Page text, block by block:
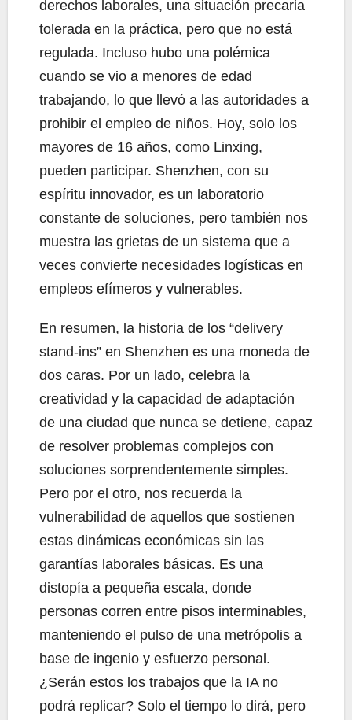
derechos laborales, una situación precaria
tolerada en la práctica, pero que no está
regulada. Incluso hubo una polémica
cuando se vio a menores de edad
trabajando, lo que llevó a las autoridades a
prohibir el empleo de niños. Hoy, solo los
mayores de 16 años, como Linxing,
pueden participar. Shenzhen, con su
espíritu innovador, es un laboratorio
constante de soluciones, pero también nos
muestra las grietas de un sistema que a
veces convierte necesidades logísticas en
empleos efímeros y vulnerables.
En resumen, la historia de los “delivery
stand-ins” en Shenzhen es una moneda de
dos caras. Por un lado, celebra la
creatividad y la capacidad de adaptación
de una ciudad que nunca se detiene, capaz
de resolver problemas complejos con
soluciones sorprendentemente simples.
Pero por el otro, nos recuerda la
vulnerabilidad de aquellos que sostienen
estas dinámicas económicas sin las
garantías laborales básicas. Es una
distopía a pequeña escala, donde
personas corren entre pisos interminables,
manteniendo el pulso de una metrópolis a
base de ingenio y esfuerzo personal.
¿Serán estos los trabajos que la IA no
podrá replicar? Solo el tiempo lo dirá, pero